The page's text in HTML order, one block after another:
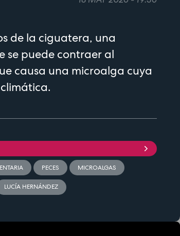
de la ciguatera, una
se puede contraer al
causa una microalga cuya
PECES MICROALGAS
LUCÍA HERNÁNDEZ